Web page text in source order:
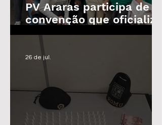
PV Araras participa de
convenção que oficializa
candidaturas da
26 de jul.